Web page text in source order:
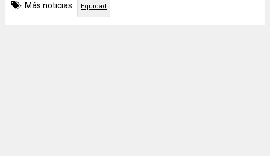
Más noticias: Equidad